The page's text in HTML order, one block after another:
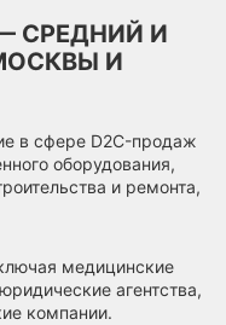
СРЕДНИЙ И
И
в сфере D2C-продаж
оборудования,
и ремонта,
медицинские
агентства,
компании.